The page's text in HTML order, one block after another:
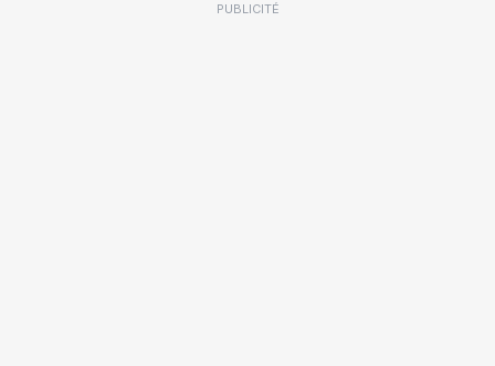
PUBLICITÉ